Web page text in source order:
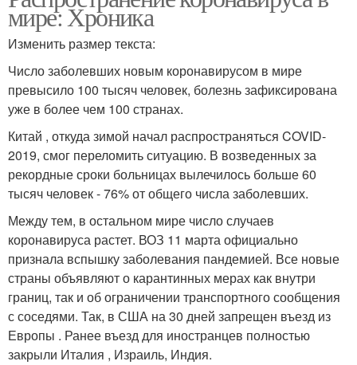
мире: Хроника
Изменить размер текста:
Число заболевших новым коронавирусом в мире
превысило 100 тысяч человек, болезнь зафиксирована
уже в более чем 100 странах.
Китай , откуда зимой начал распространяться COVID-
2019, смог переломить ситуацию. В возведенных за
рекордные сроки больницах вылечилось больше 60
тысяч человек - 76% от общего числа заболевших.
Между тем, в остальном мире число случаев
коронавируса растет. ВОЗ 11 марта официально
признала вспышку заболевания пандемией. Все новые
страны объявляют о карантинных мерах как внутри
границ, так и об ограничении транспортного сообщения
с соседями. Так, в США на 30 дней запрещен въезд из
Европы . Ранее въезд для иностранцев полностью
закрыли Италия , Израиль, Индия.